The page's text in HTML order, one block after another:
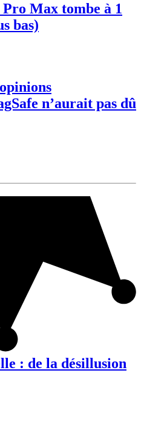
Max tombe à 1
bas)
n’aurait pas dû
: de la désillusion